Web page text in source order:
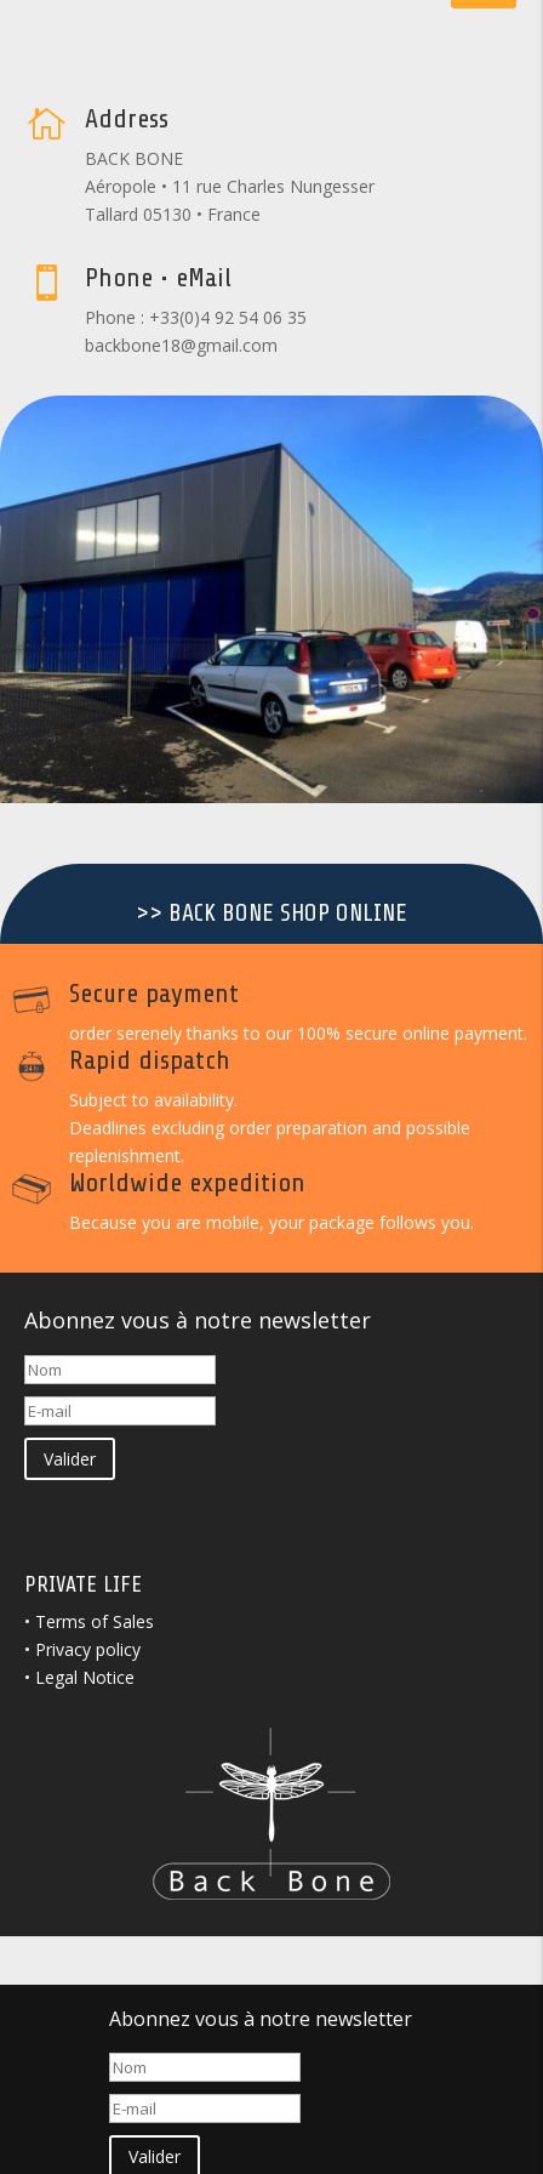
 Address
BACK BONE
Aéropole • 11 rue Charles Nungesser
Tallard 05130 • France
 Phone • eMail
Phone : +33(0)4 92 54 06 35
backbone18@gmail.com
>> BACK BONE SHOP ONLINE
Secure payment
order serenely thanks to our 100% secure online payment.
Rapid dispatch
Subject to availability.
Deadlines excluding order preparation and possible
replenishment.
Worldwide expedition
Because you are mobile, your package follows you.
Abonnez vous à notre newsletter
Valider
PRIVATE LIFE
• Terms of Sales
• Privacy policy
• Legal Notice
Abonnez vous à notre newsletter
Valider